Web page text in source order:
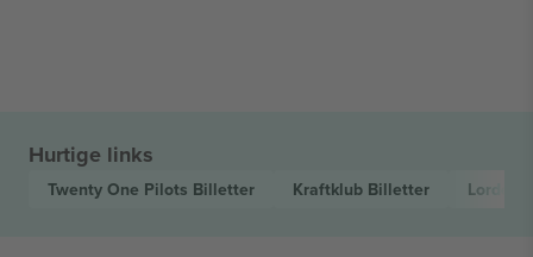
Hurtige links
Twenty One Pilots Billetter Kraftklub Billetter Lorde